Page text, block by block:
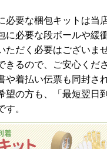
商品を撮影して、査定フ
を送信します。
で申し込み
査定結果をメールで確認
を申し込みます。梱包キ
でお届けします。
「ジョニージョイLINE査
追加し、スマートフォン
撮影したおもちゃの写真
で申し込み
査定結果をLINEで確認し
申し込みます。梱包キッ
お届けします。
必要な梱包キットは当
に必要な段ボールや緩
ただく必要はございま
きるので、ご安心くだ
や着払い伝票も同封さ
望の方も、「最短翌日
す。